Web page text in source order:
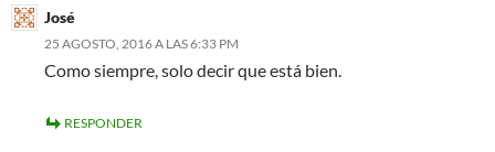
José
25 AGOSTO, 2016 A LAS 6:33 PM
Como siempre, solo decir que está bien.
RESPONDER